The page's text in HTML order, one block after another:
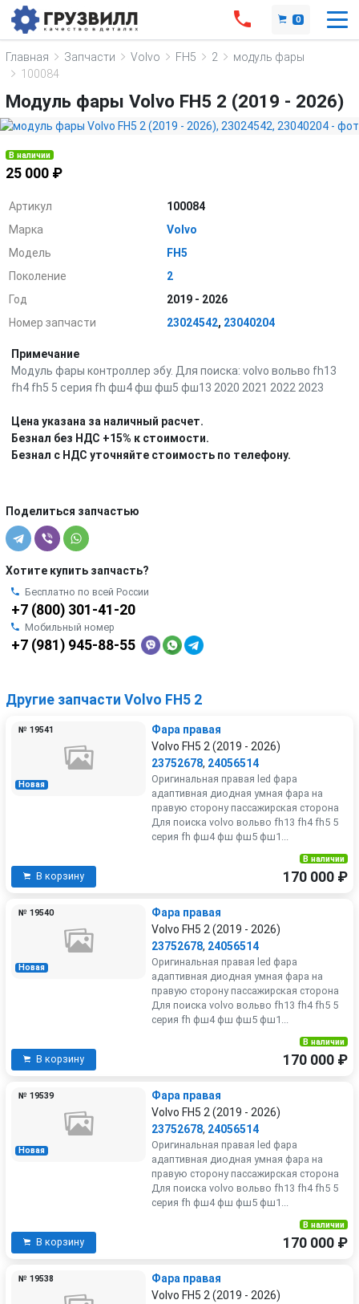
0
Главная Запчасти Volvo FH5 2
модуль фары
100084
Модуль фары Volvo FH5 2 (2019 - 2026)
В наличии
25 000 ₽
Артикул
100084
Марка
Volvo
Модель
FH5
Поколение
2
Год
2019 - 2026
Номер запчасти
23024542, 23040204
Примечание
Модуль фары контроллер эбу. Для поиска: volvo вольво fh13
fh4 fh5 5 серия fh фш4 фш фш5 фш13 2020 2021 2022 2023
Цена указана за наличный расчет.
Безнал без НДС +15% к стоимости.
Безнал с НДС уточняйте стоимость по телефону.
Поделиться запчастью
Хотите купить запчасть?
Бесплатно по всей России
+7 (800) 301-41-20
Мобильный номер
+7 (981) 945-88-55
Другие запчасти Volvo FH5 2
Новая
№ 19541
Фара правая
Volvo FH5 2 (2019 - 2026)
23752678, 24056514
Оригинальная правая led фара
адаптивная диодная умная фара на
правую сторону пассажирская сторона
Для поиска volvo вольво fh13 fh4 fh5 5
серия fh фш4 фш фш5 фш1...
В корзину
В наличии
170 000 ₽
Новая
№ 19540
Фара правая
Volvo FH5 2 (2019 - 2026)
23752678, 24056514
Оригинальная правая led фара
адаптивная диодная умная фара на
правую сторону пассажирская сторона
Для поиска volvo вольво fh13 fh4 fh5 5
серия fh фш4 фш фш5 фш1...
В корзину
В наличии
170 000 ₽
Новая
№ 19539
Фара правая
Volvo FH5 2 (2019 - 2026)
23752678, 24056514
Оригинальная правая led фара
адаптивная диодная умная фара на
правую сторону пассажирская сторона
Для поиска volvo вольво fh13 fh4 fh5 5
серия fh фш4 фш фш5 фш1...
В корзину
В наличии
170 000 ₽
№ 19538
Фара правая
Volvo FH5 2 (2019 - 2026)